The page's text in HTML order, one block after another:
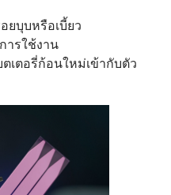
ยบุบหรือเบี้ยว
ารใช้งาน
เตอรี่ก้อนใหม่เข้ากับตัว